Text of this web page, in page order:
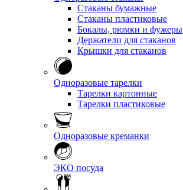
Стаканы бумажные
Стаканы пластиковые
Бокалы, рюмки и фужеры
Держатели для стаканов
Крышки для стаканов
Одноразовые тарелки
Тарелки картонные
Тарелки пластиковые
Одноразовые креманки
ЭКО посуда